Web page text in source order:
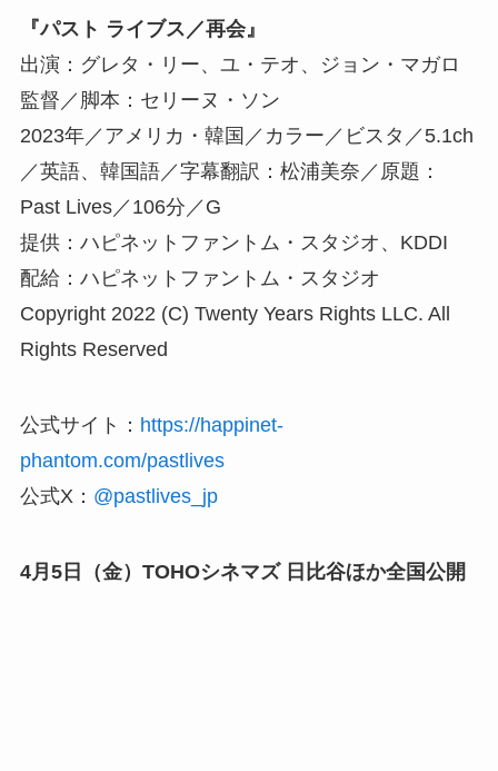
『パスト ライブス／再会』
出演：グレタ・リー、ユ・テオ、ジョン・マガロ
監督／脚本：セリーヌ・ソン
2023年／アメリカ・韓国／カラー／ビスタ／5.1ch
／英語、韓国語／字幕翻訳：松浦美奈／原題：
Past Lives／106分／G
提供：ハピネットファントム・スタジオ、KDDI
配給：ハピネットファントム・スタジオ
Copyright 2022 (C) Twenty Years Rights LLC. All
Rights Reserved
公式サイト： https://happinet-
phantom.com/pastlives
公式X： @pastlives_jp
4月5日（金）TOHOシネマズ 日比谷ほか全国公開